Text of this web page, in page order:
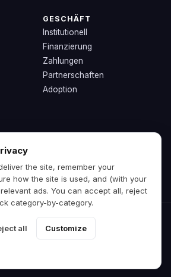
GESCHÄFT
Institutionell
Finanzierung
Zahlungen
Partnerschaften
Adoption
the site, remember your
how the site is used, and (with your
ads. You can accept all, reject
category-by-category.
all Customize